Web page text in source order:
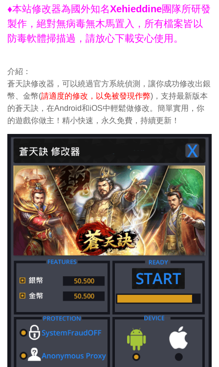
♦本站修改器為國外知名Xehieddine團隊所研發
製作，絕對無病毒無木馬置入，所有檔案皆以
防毒軟體掃描過，請放心下載安心使用。
介紹：
蒼天訣修改器，可以繞過官方系統偵測，讓你成功修改出銀
幣、金幣(請適度的修改，以免被發現作弊)，支持最新版本
的蒼天訣，在Android和iOS中輕鬆做修改。簡單實用，你
的遊戲你做主！精小快速，永久免費，持續更新！